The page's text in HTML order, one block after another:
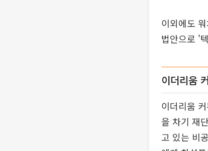
이외에도
법안으로 '
이더리움
이더리움
을 차기 재
고 있는 비